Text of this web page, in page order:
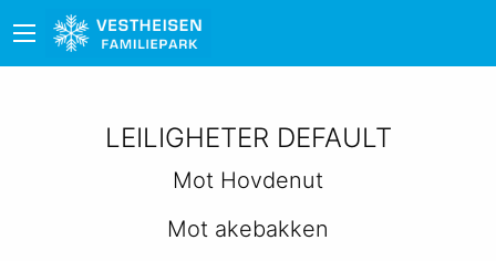
LEILIGHETER DEFAULT
Mot Hovdenut
Mot akebakken